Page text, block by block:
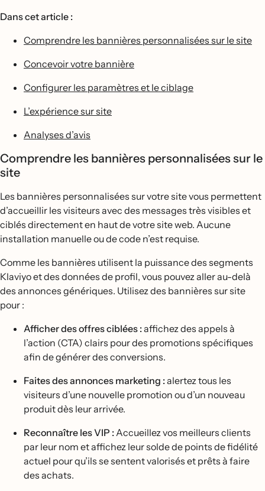
Dans cet article :
Comprendre les bannières personnalisées sur le site
Concevoir votre bannière
Configurer les paramètres et le ciblage
L’expérience sur site
Analyses d’avis
Comprendre les bannières personnalisées sur le
site
Les bannières personnalisées sur votre site vous permettent
d’accueillir les visiteurs avec des messages très visibles et
ciblés directement en haut de votre site web. Aucune
installation manuelle ou de code n’est requise.
Comme les bannières utilisent la puissance des segments
Klaviyo et des données de profil, vous pouvez aller au-delà
des annonces génériques. Utilisez des bannières sur site
pour :
Afficher des offres ciblées :affichez des appels à
l’action (CTA) clairs pour des promotions spécifiques
afin de générer des conversions.
Faites des annonces marketing :alertez tous les
visiteurs d’une nouvelle promotion ou d’un nouveau
produit dès leur arrivée.
Reconnaître les VIP :Accueillez vos meilleurs clients
par leur nom et affichez leur solde de points de fidélité
actuel pour qu’ils se sentent valorisés et prêts à faire
des achats.